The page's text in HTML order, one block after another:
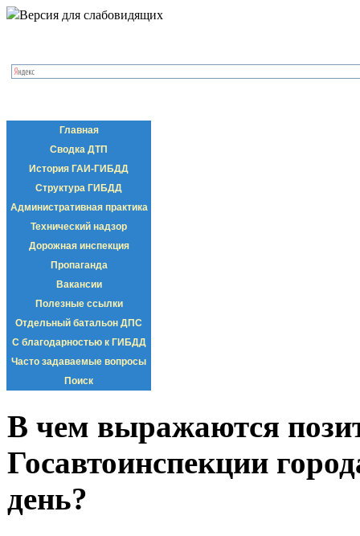
Версия для слабовидящих
Главная
Сводка ДТП
История ГАИ-ГИБДД
Структура ГИБДД
Административная практика
Технический надзор
Дорожная инспекция
Пропаганда
Вакансии
Полезные ссылки
Отдельный батальон ДПС
С благодарностью к ГИБДД
Часто задаваемые вопросы
Поиск
В чем выражаются
Госавтоинспекции
день?